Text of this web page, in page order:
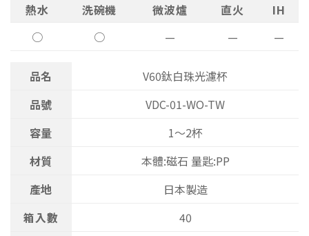
熱水 洗碗機 微波爐 直火
IH
○
○ — — —
品名
V60鈦白珠光濾杯
品號
VDC-01-WO-TW
容量
1～2杯
材質
本體:磁石 量匙:PP
產地
日本製造
箱入數
40